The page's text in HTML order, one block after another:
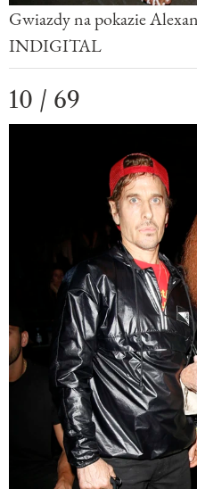
Gwiazdy na pokazie
INDIGITAL
10 / 69